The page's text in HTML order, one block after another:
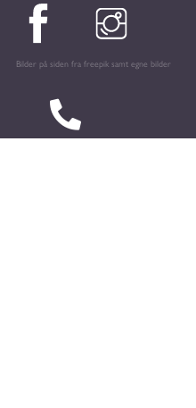
Bilder på siden fra freepik samt egne bilder